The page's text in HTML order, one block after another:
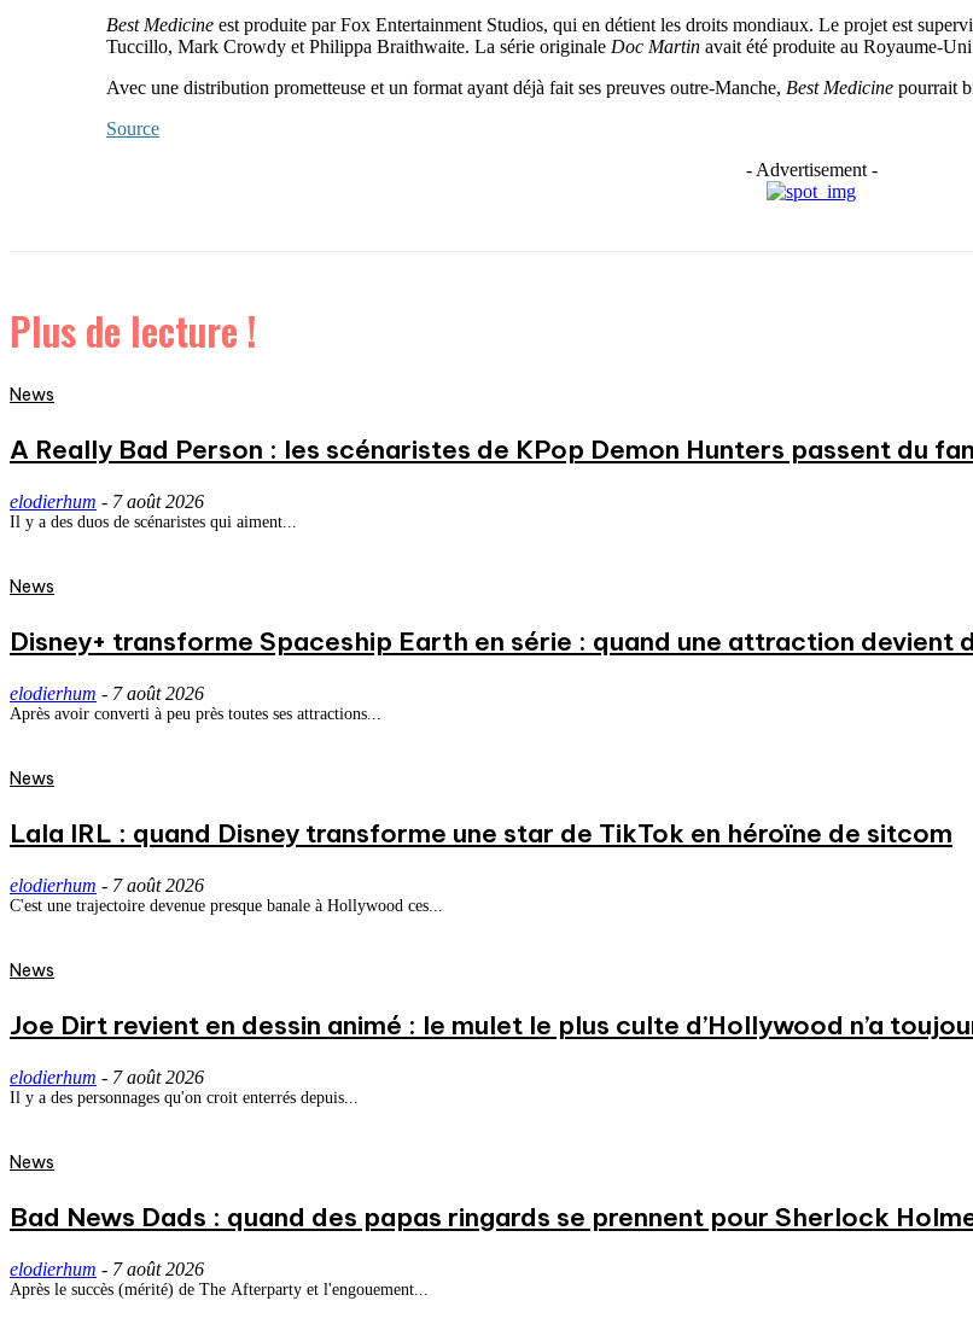
Best Medicine est produite par Fox Entertainment Studios, qui en détient les droits mondiaux. Le projet est
Tuccillo, Mark Crowdy et Philippa Braithwaite. La série originale Doc Martin avait été produite au Royaume-
Avec une distribution prometteuse et un format ayant déjà fait ses preuves outre-Manche, Best Medicine pourrait
Source
- Advertisement -
Plus de lecture !
News
A Really Bad Person : les scénaristes de KPop Demon Hunters passent du
elodierhum - 7 août 2026
Il y a des duos de scénaristes qui aiment...
News
Disney+ transforme Spaceship Earth en série : quand une attraction devient
elodierhum - 7 août 2026
Après avoir converti à peu près toutes ses attractions...
News
Lala IRL : quand Disney transforme une star de TikTok en héroïne de sitcom
elodierhum - 7 août 2026
C'est une trajectoire devenue presque banale à Hollywood ces...
News
Joe Dirt revient en dessin animé : le mulet le plus culte d’Hollywood n’a
elodierhum - 7 août 2026
Il y a des personnages qu'on croit enterrés depuis...
News
Bad News Dads : quand des papas ringards se prennent pour Sherlock
elodierhum - 7 août 2026
Après le succès (mérité) de The Afterparty et l'engouement...